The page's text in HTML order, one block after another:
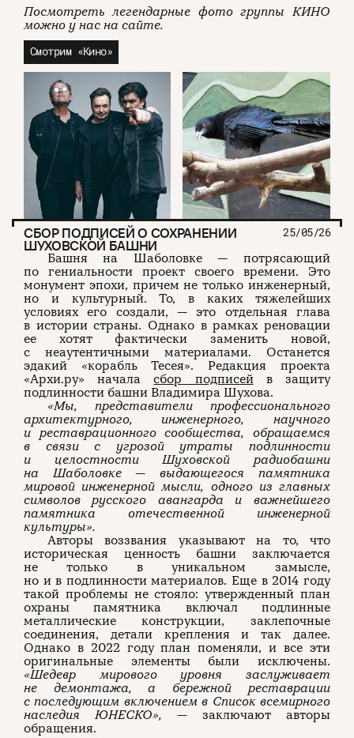
Посмотреть легендарные фото группы КИНО
можно у нас на сайте.
Смотрим «Кино»
СБОР ПОДПИСЕЙ О СОХРАНЕНИИ
ШУХОВСКОЙ БАШНИ
25/05/26
Башня на Шаболовке — потрясающий
по гениальности проект своего времени. Это
монумент эпохи, причем не только инженерный,
но и культурный. То, в каких тяжелейших
условиях его создали, — это отдельная глава
в истории страны. Однако в рамках реновации
ее хотят фактически заменить новой,
с неаутентичными материалами. Останется
эдакий «корабль Тесея». Редакция проекта
«Архи.ру» началасбор подписейв защиту
подлинности башни Владимира Шухова.
«Мы, представители профессионального
архитектурного, инженерного, научного
и реставрационного сообщества, обращаемся
в связи с угрозой утраты подлинности
и целостности Шуховской радиобашни
на Шаболовке — выдающегося памятника
мировой инженерной мысли, одного из главных
символов русского авангарда и важнейшего
памятника отечественной инженерной
культуры».
Авторы воззвания указывают на то, что
историческая ценность башни заключается
не только в уникальном замысле,
но и в подлинности материалов. Еще в 2014 году
такой проблемы не стояло: утвержденный план
охраны памятника включал подлинные
металлические конструкции, заклепочные
соединения, детали крепления и так далее.
Однако в 2022 году план поменяли, и все эти
оригинальные элементы были исключены.
«Шедевр мирового уровня заслуживает
не демонтажа, а бережной реставрации
с последующим включением в Список всемирного
наследия ЮНЕСКО», — заключают авторы
обращения.